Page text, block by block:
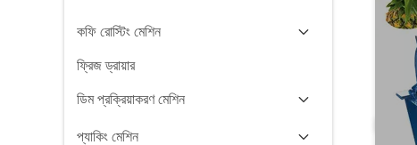
কফি রোস্টিং মেশিন
ফ্রিজ ড্রায়ার
ডিম প্রক্রিয়াকরণ মেশিন
প্যাকিং মেশিন